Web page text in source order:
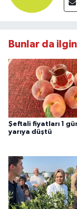
Bunlar da
Şeftali fiyatları 1
yarıya düştü